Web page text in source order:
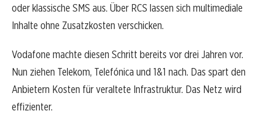
oder klassische SMS aus. Über RCS lassen sich multimediale
Inhalte ohne Zusatzkosten verschicken.
Vodafone machte diesen Schritt bereits vor drei Jahren vor.
Nun ziehen Telekom, Telefónica und 1&1 nach. Das spart den
Anbietern Kosten für veraltete Infrastruktur. Das Netz wird
effizienter.